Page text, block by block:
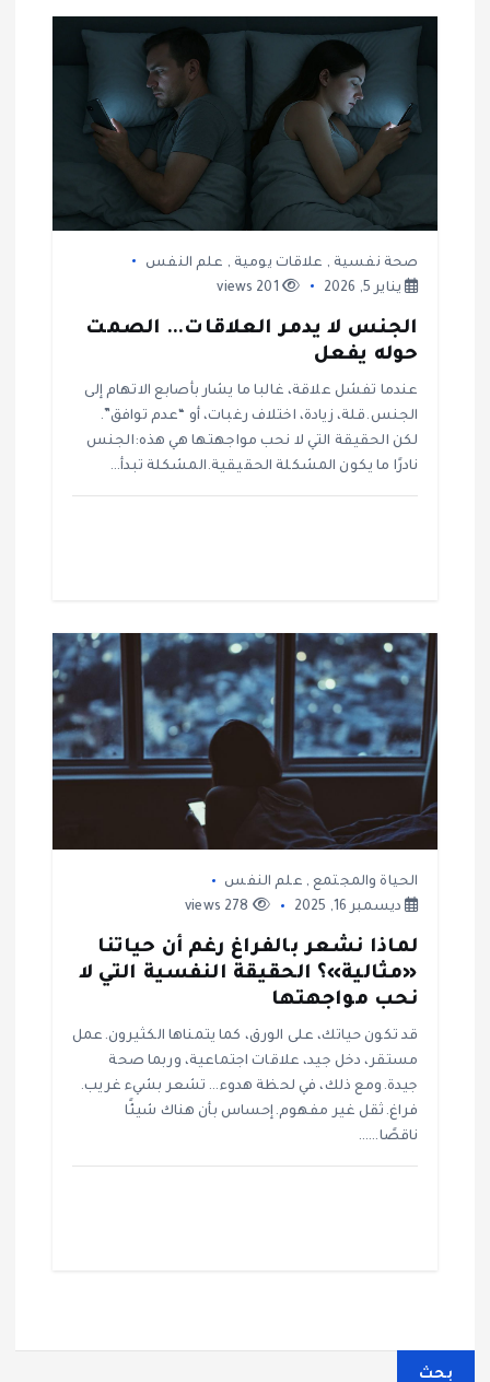
ق
ت
صحة نفسية , علاقات يومية , علم النفس
يناير 5, 2026
الجنس لا يدمر العلاقات… الصمت
حوله يفعل
عندما تفشل علاقة، غالبا ما يشار بأصابع الاتهام إلى
الجنس.قلة، زيادة، اختلاف رغبات، أو “عدم توافق”.
لكن الحقيقة التي لا نحب مواجهتها هي هذه:الجنس
نادرًا ما يكون المشكلة الحقيقية.المشكلة تبدأ…
الحياة والمجتمع , علم النفس
ديسمبر 16, 2025
لماذا نشعر بالفراغ رغم أن حياتنا
«مثالية»؟ الحقيقة النفسية التي لا
نحب مواجهتها
قد تكون حياتك، على الورق، كما يتمناها الكثيرون.عمل
مستقر، دخل جيد، علاقات اجتماعية، وربما صحة
جيدة.ومع ذلك، في لحظة هدوء… تشعر بشيء غريب.
فراغ.ثقل غير مفهوم.إحساس بأن هناك شيئًا
ناقصًا……
بحث